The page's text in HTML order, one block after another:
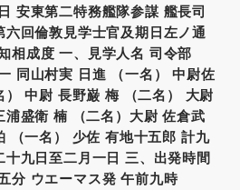
安東第二特務艦隊参謀 艦長司
回倫敦見学士官及期日左ノ通
相成度 一、見学人名 司令部
同山村実 日進 （一名） 中尉佐
） 中尉 長野巌 梅 （二名） 大尉
浦盛衛 楠 （二名）大尉 佐倉武
（一名） 少佐 有地十五郎 計九
九日至二月一日 三、出発時間
分 ウエーマス発 午前九時